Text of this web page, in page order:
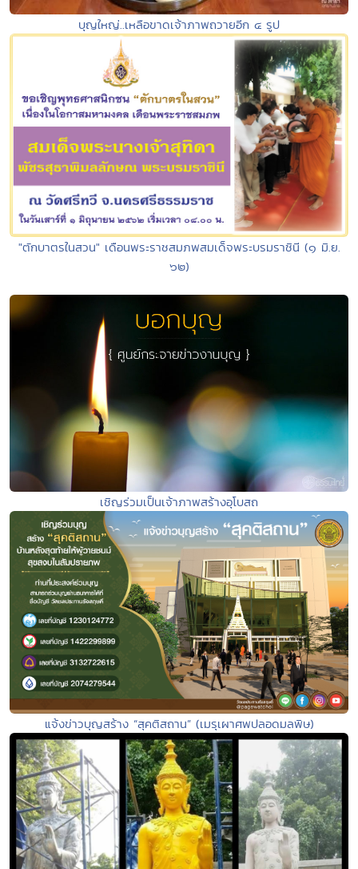
บุญใหญ่..เหลือขาดเจ้าภาพถวายอีก ๔ รูป
"ตักบาตรในสวน" เดือนพระราชสมภพสมเด็จพระบรมราชินี (๑ มิ.ย.
๖๒)
เชิญร่วมเป็นเจ้าภาพสร้างอุโบสถ
แจ้งข่าวบุญสร้าง “สุคติสถาน” (เมรุเผาศพปลอดมลพิษ)